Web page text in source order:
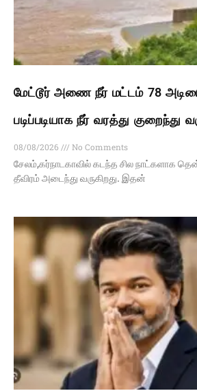
மேட்டூர் அணை நீர் மட்டம் 78
படிப்படியாக நீர் வரத்து குறைந்து
08/08/2026
No Comments
சேலம்,கர்நாடகாவில் கடந்த சில நாட்களாக
தீவிரம் அடைந்து வருகிறது. இதன்